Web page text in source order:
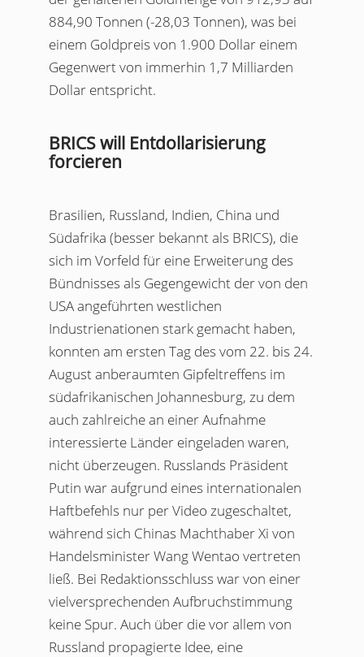
884,90 Tonnen (-28,03 Tonnen), was bei
einem Goldpreis von 1.900 Dollar einem
Gegenwert von immerhin 1,7 Milliarden
Dollar entspricht.
BRICS will Entdollarisierung
forcieren
Brasilien, Russland, Indien, China und
Südafrika (besser bekannt als BRICS), die
sich im Vorfeld für eine Erweiterung des
Bündnisses als Gegengewicht der von den
USA angeführten westlichen
Industrienationen stark gemacht haben,
konnten am ersten Tag des vom 22. bis 24.
August anberaumten Gipfeltreffens im
südafrikanischen Johannesburg, zu dem
auch zahlreiche an einer Aufnahme
interessierte Länder eingeladen waren,
nicht überzeugen. Russlands Präsident
Putin war aufgrund eines internationalen
Haftbefehls nur per Video zugeschaltet,
während sich Chinas Machthaber Xi von
Handelsminister Wang Wentao vertreten
ließ. Bei Redaktionsschluss war von einer
vielversprechenden Aufbruchstimmung
keine Spur. Auch über die vor allem von
Russland propagierte Idee, eine